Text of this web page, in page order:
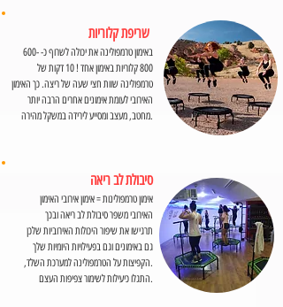
שריפת קלוריות
באימון טרמפולינה את יכולה לשרוף כ- 600-
800 קלוריות באימון אחד ! 10 דקות של
טרמפולינה שוות חצי שעה של ריצה. כך האימון
האירובי לעומת אימונים אחרים הרבה יותר
מחטב, מעצב ומסייע לירידה במשקל מהירה.
סיבולת לב ריאה
אימון טרמפולינות = אימון אירובי האימון
האירובי משפר סיבולת לב ריאה ובכך
תרגישו את שיפור היכולות האירוביות שלכן
גם באימונים וגם בפעילויות היומיות שלך
.הקפיצות על הטרמפולינה למערכת השלד,
התגלו כיעילות לשימור צפיפות העצם.